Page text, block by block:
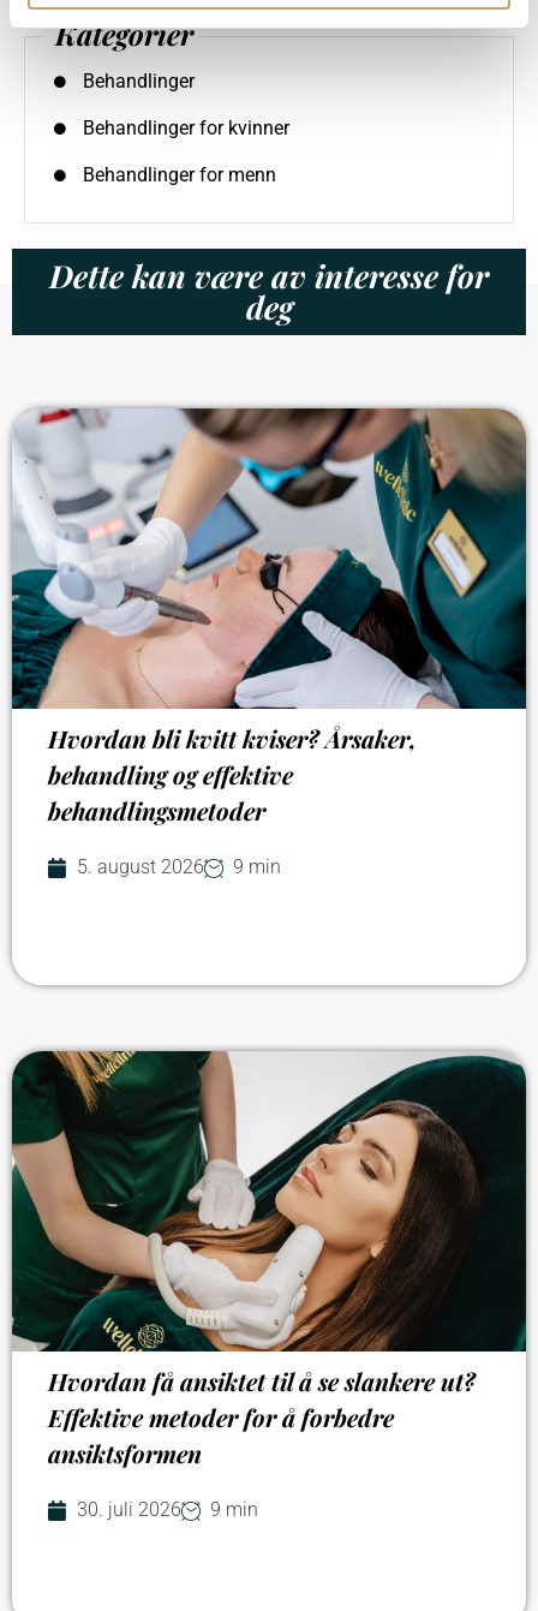
Kategorier
Behandlinger
Behandlinger for kvinner
Behandlinger for menn
Dette kan være av interesse for
deg
Hvordan bli kvitt kviser? Årsaker,
behandling og effektive
behandlingsmetoder
5. august 2026 9 min
Hvordan få ansiktet til å se slankere ut?
Effektive metoder for å forbedre
ansiktsformen
30. juli 2026 9 min